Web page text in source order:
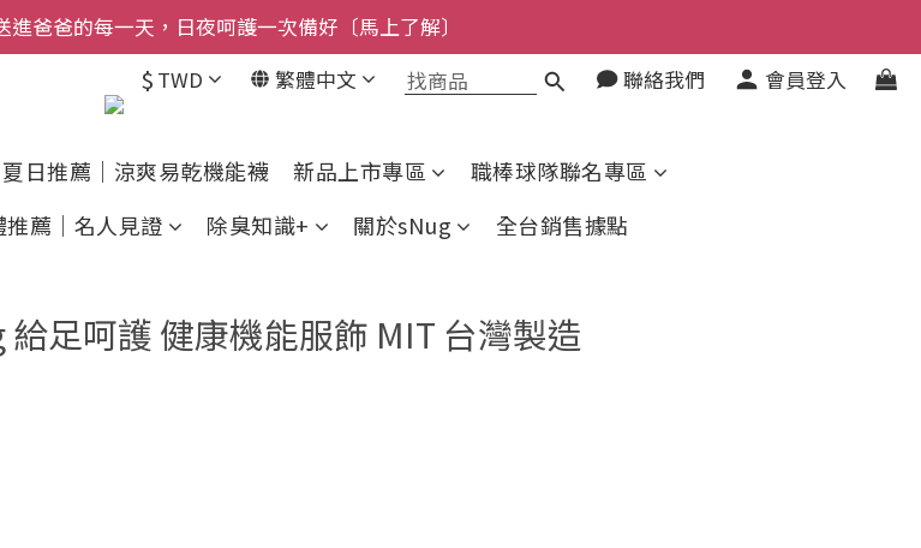
折起｜滿額再送新品-悠哉斑馬襪〔立即了解〕
爸爸的每一天，日夜呵護一次備好〔馬上了解〕
折起｜滿額再送新品-悠哉斑馬襪〔立即了解〕
$ TWD 繁體中文 聯絡我們 會員登入
夏日推薦｜涼爽易乾機能襪 新品上市專區
職棒球隊聯名專區
推薦｜名人見證 除臭知識+ 關於sNug 全台銷售據點
足呵護 健康機能服飾 MIT 台灣製造